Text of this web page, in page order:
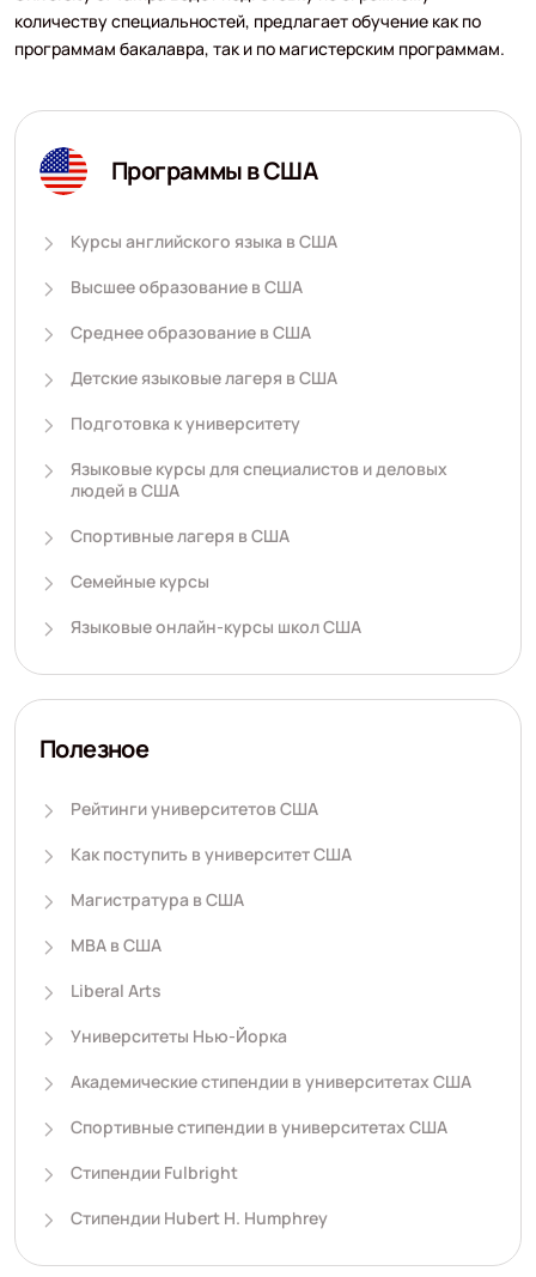
количеству специальностей, предлагает обучение как по
программам бакалавра, так и по магистерским программам.
Программы в США
Курсы английского языка в США
Высшее образование в США
Среднее образование в США
Детские языковые лагеря в США
Подготовка к университету
Языковые курсы для специалистов и деловых
людей в США
Спортивные лагеря в США
Семейные курсы
Языковые онлайн-курсы школ США
Полезное
Рейтинги университетов США
Как поступить в университет США
Магистратура в США
MBA в США
Liberal Arts
Университеты Нью-Йорка
Академические стипендии в университетах США
Спортивные стипендии в университетах США
Стипендии Fulbright
Стипендии Hubert H. Humphrey